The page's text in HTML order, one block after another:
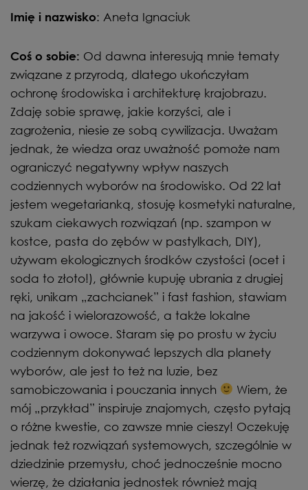
Imię i nazwisko: Aneta Ignaciuk
Coś o sobie: Od dawna interesują mnie tematy
związane z przyrodą, dlatego ukończyłam
ochronę środowiska i architekturę krajobrazu.
Zdaję sobie sprawę, jakie korzyści, ale i
zagrożenia, niesie ze sobą cywilizacja. Uważam
jednak, że wiedza oraz uważność pomoże nam
ograniczyć negatywny wpływ naszych
codziennych wyborów na środowisko. Od 22 lat
jestem wegetarianką, stosuję kosmetyki naturalne,
szukam ciekawych rozwiązań (np. szampon w
kostce, pasta do zębów w pastylkach, DIY),
używam ekologicznych środków czystości (ocet i
soda to złoto!), głównie kupuję ubrania z drugiej
ręki, unikam „zachcianek” i fast fashion, stawiam
na jakość i wielorazowość, a także lokalne
warzywa i owoce. Staram się po prostu w życiu
codziennym dokonywać lepszych dla planety
wyborów, ale jest to też na luzie, bez
samobiczowania i pouczania innych
Wiem, że
mój „przykład” inspiruje znajomych, często pytają
o różne kwestie, co zawsze mnie cieszy! Oczekuję
jednak też rozwiązań systemowych, szczególnie w
dziedzinie przemysłu, choć jednocześnie mocno
wierzę, że działania jednostek również mają